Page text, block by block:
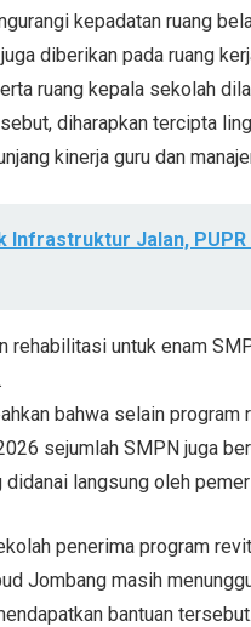
kepadatan ruang
diberikan pada ruang
ruang kepala sekolah
diharapkan tercipta
kinerja guru dan
Infrastruktur Jalan,
rehabilitasi untuk enam
bahwa selain
sejumlah SMPN juga
langsung oleh
penerima program
Jombang masih
bantuan tersebut.